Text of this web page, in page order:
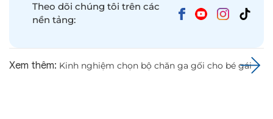
Theo dõi chúng tôi trên các
nền tảng:
Xem thêm: Kinh nghiệm chọn bộ chăn ga gối cho bé gái